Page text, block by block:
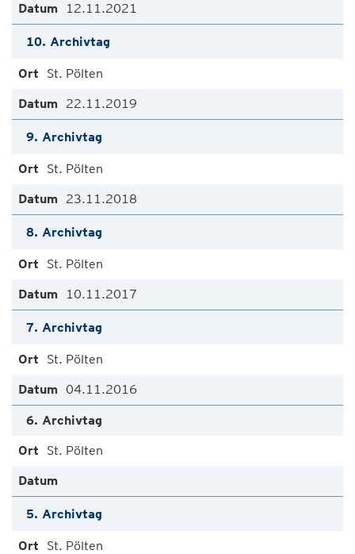
12.11.2021
10. Archivtag
St. Pölten
22.11.2019
9. Archivtag
St. Pölten
23.11.2018
8. Archivtag
St. Pölten
10.11.2017
7. Archivtag
St. Pölten
04.11.2016
6. Archivtag
St. Pölten
5. Archivtag
St. Pölten